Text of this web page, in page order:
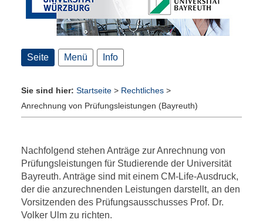
Seite Menü Info
Sie sind hier:Startseite > Rechtliches >
Anrechnung von Prüfungsleistungen (Bayreuth)
Nachfolgend stehen Anträge zur Anrechnung von
Prüfungsleistungen für Studierende der Universität
Bayreuth. Anträge sind mit einem CM-Life-Ausdruck,
der die anzurechnenden Leistungen darstellt, an den
Vorsitzenden des Prüfungsausschusses Prof. Dr.
Volker Ulm zu richten.